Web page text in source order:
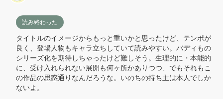
読み終わった
タイトルのイメージからもっと重いかと思ったけど、テンポが
良く、登場人物もキャラ立ちしていて読みやすい。バディもの
シリーズ化を期待しちゃったけど難しそう。生理的に・本能的
に、受け入れられない展開も何ヶ所かありつつ、でもそれもこ
の作品の思惑通りなんだろうな。いのちの持ち主は本人でしか
ないよ。